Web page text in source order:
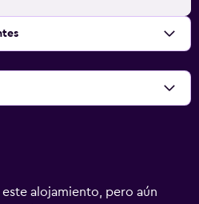
este alojamiento, pero aún